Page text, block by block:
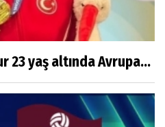
23 yaş altında Avrupa...